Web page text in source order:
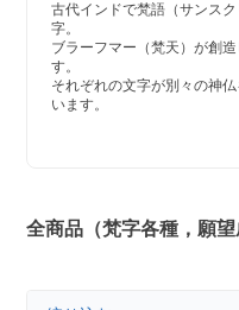
古代インドで梵語（サンス
字。
ブラーフマー（梵天）が創
す。
それぞれの文字が別々の神
います。
全商品（梵字各種，願望